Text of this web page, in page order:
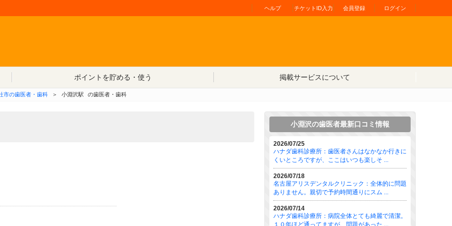
ヘルプ チケットID入力 会員登録 ログイン
ポイントを貯める・使う
掲載サービスについて
市の歯医者・歯科 ＞ 小淵沢駅 の歯医者・歯科
小淵沢の歯医者最新口コミ情報
2026/07/25
ハナダ歯科診療所：歯医者さんはなかなか行きに
くいところですが、ここはいつも楽しそ ...
2026/07/18
名古屋アリスデンタルクリニック：全体的に問題
ありません。親切で予約時間通りにスム ...
2026/07/14
ハナダ歯科診療所：病院全体とても綺麗で清潔。